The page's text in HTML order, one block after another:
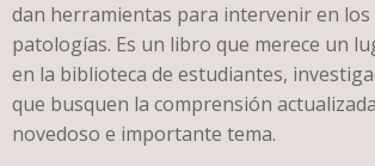
dan herramientas para intervenir en los
patologías. Es un libro que merece un
en la biblioteca de estudiantes,
que busquen la comprensión
novedoso e importante tema.